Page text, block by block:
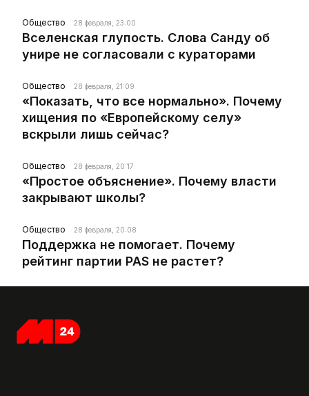
Общество 28 февраля, 23:00
Вселенская глупость. Слова Санду об
унире не согласовали с кураторами
Общество 28 февраля, 21:09
«Показать, что все нормально». Почему
хищения по «Европейскому селу»
вскрыли лишь сейчас?
Общество 28 февраля, 20:17
«Простое объяснение». Почему власти
закрывают школы?
Общество 28 февраля, 20:08
Поддержка не помогает. Почему
рейтинг партии PAS не растет?